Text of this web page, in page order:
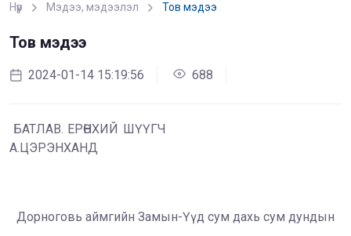
Нүүр Мэдээ, мэдээлэл Тов мэдээ
Тов мэдээ
2024-01-14 15:19:56 688
БАТЛАВ. ЕРӨНХИЙ ШҮҮГЧ
А.ЦЭРЭНХАНД
Дорноговь аймгийн Замын-Үүд сум дахь сум дундын